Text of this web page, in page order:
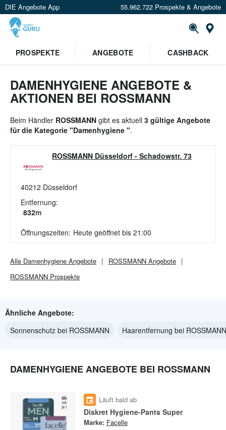
DIE Angebote App 55.962.722 Prospekte & Angebote
Standort festlegen
PROSPEKTE ANGEBOTE CASHBACK
DAMENHYGIENE ANGEBOTE &
AKTIONEN BEI ROSSMANN
Beim Händler ROSSMANN gibt es aktuell 3 gültige Angebote
für die Kategorie "Damenhygiene ".
ROSSMANN Düsseldorf - Schadowstr. 73
40212 Düsseldorf
Entfernung:
832m
Öffnungszeiten: Heute geöffnet bis 21:00
Alle Damenhygiene Angebote ROSSMANN Angebote
ROSSMANN Prospekte
Ähnliche Angebote:
Sonnenschutz bei ROSSMANN
Haarentfernung bei ROSSMANN
DAMENHYGIENE ANGEBOTE BEI ROSSMANN
Läuft bald ab
Diskret Hygiene-Pants Super
Marke: Facelle